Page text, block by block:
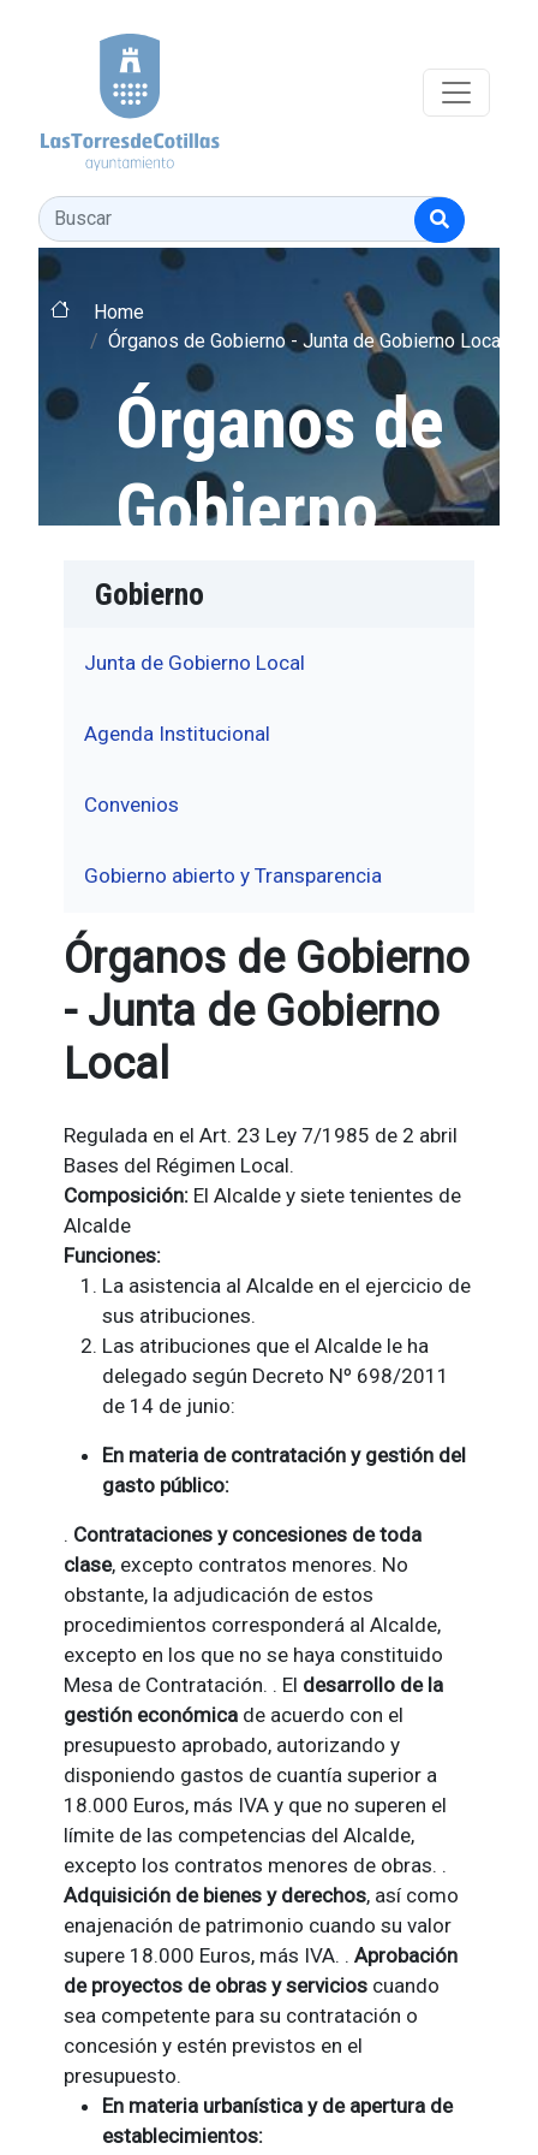
Buscar
Home
Órganos de Gobierno - Junta de Gobierno Local
Órganos de
Gobierno
Gobierno
Junta de Gobierno Local
Agenda Institucional
Convenios
Gobierno abierto y Transparencia
Órganos de Gobierno
- Junta de Gobierno
Local
Regulada en el Art. 23 Ley 7/1985 de 2 abril
Bases del Régimen Local.
Composición: El Alcalde y siete tenientes de
Alcalde
Funciones:
La asistencia al Alcalde en el ejercicio de
sus atribuciones.
Las atribuciones que el Alcalde le ha
delegado según Decreto Nº 698/2011
de 14 de junio:
En materia de contratación y gestión del
gasto público:
. Contrataciones y concesiones de toda
clase, excepto contratos menores. No
obstante, la adjudicación de estos
procedimientos corresponderá al Alcalde,
excepto en los que no se haya constituido
Mesa de Contratación. . El desarrollo de la
gestión económica de acuerdo con el
presupuesto aprobado, autorizando y
disponiendo gastos de cuantía superior a
18.000 Euros, más IVA y que no superen el
límite de las competencias del Alcalde,
excepto los contratos menores de obras. .
Adquisición de bienes y derechos, así como
enajenación de patrimonio cuando su valor
supere 18.000 Euros, más IVA. . Aprobación
de proyectos de obras y servicios cuando
sea competente para su contratación o
concesión y estén previstos en el
presupuesto.
En materia urbanística y de apertura de
establecimientos: